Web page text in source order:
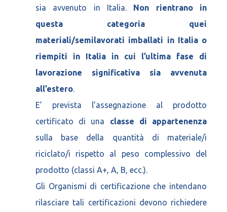
sia avvenuto in Italia. Non rientrano in
questa categoria quei
materiali/semilavorati imballati in Italia o
riempiti in Italia in cui l’ultima fase di
lavorazione significativa sia avvenuta
all’estero.
E’ prevista l’assegnazione al prodotto
certificato di una classe di appartenenza
sulla base della quantità di materiale/i
riciclato/i rispetto al peso complessivo del
prodotto (classi A+, A, B, ecc.).
Gli Organismi di certificazione che intendano
rilasciare tali certificazioni devono richiedere